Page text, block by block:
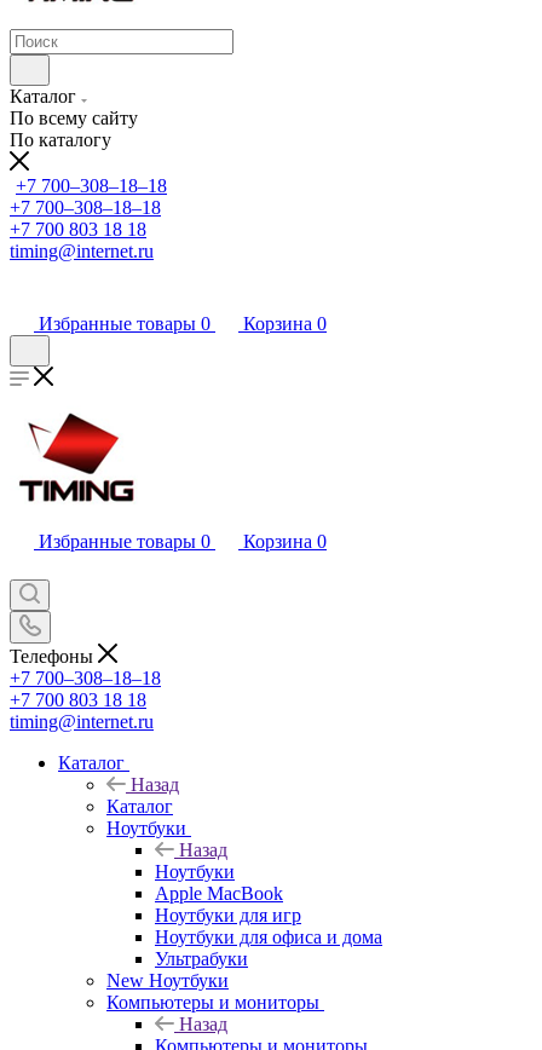
Каталог
По всему сайту
По каталогу
+7 700‒308‒18‒18
+7 700‒308‒18‒18
+7 700 803 18 18
timing@internet.ru
Избранные товары 0 Корзина 0
Избранные товары 0 Корзина 0
Телефоны
+7 700‒308‒18‒18
+7 700 803 18 18
timing@internet.ru
Каталог
Назад
Каталог
Ноутбуки
Назад
Ноутбуки
Apple MacBook
Ноутбуки для игр
Ноутбуки для офиса и дома
Ультрабуки
New Ноутбуки
Компьютеры и мониторы
Назад
Компьютеры и мониторы